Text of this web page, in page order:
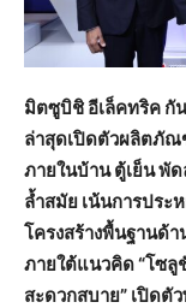
มิตซูบิชิ อีเล็คทริค กั
ล่าสุดเปิดตัวผลิตภัณ
ภายในบ้าน ตู้เย็น พั
ล้ำสมัย เน้นการประ
โครงสร้างพื้นฐานด้
ภายใต้แนวคิด “โซลู
สะดวกสบาย” เปิดตั